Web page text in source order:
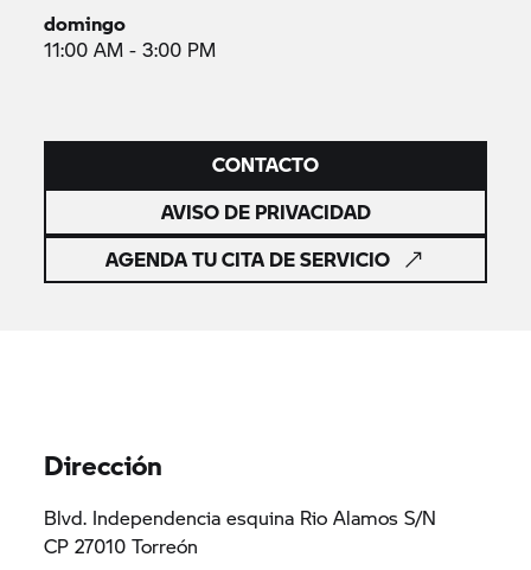
domingo
11:00 AM - 3:00 PM
CONTACTO
AVISO DE PRIVACIDAD
AGENDA TU CITA DE SERVICIO
Dirección
Blvd. Independencia esquina Rio Alamos S/N
CP 27010 Torreón